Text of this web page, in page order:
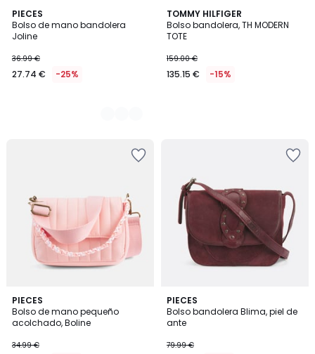
PIECES
Bolso de mano bandolera
Joline
36.99 €
27.74 € -25%
3
Colores
TOMMY HILFIGER
Bolso bandolera, TH MODERN
TOTE
159.00 €
135.15 € -15%
PIECES
Bolso de mano pequeño
acolchado, Boline
34.99 €
PIECES
Bolso bandolera Blima, piel de
ante
79.99 €